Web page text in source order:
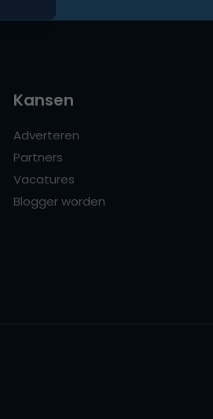
Kansen
Adverteren
Partners
Vacatures
Blogger worden